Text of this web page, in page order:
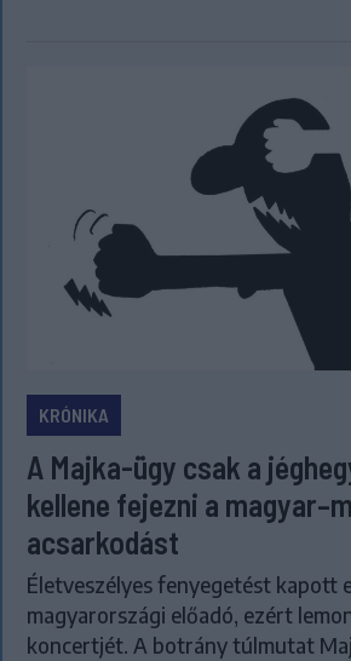
KRÓNIKA
A Majka-ügy csak a
kellene fejezni a
acsarkodást
Életveszélyes fenyegetést kapott
magyarországi előadó, ezért
koncertjét. A botrány túlmutat